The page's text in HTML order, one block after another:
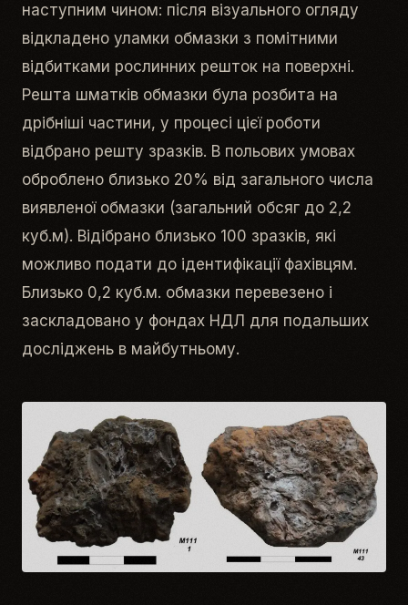
наступним чином: після візуального огляду
відкладено уламки обмазки з помітними
відбитками рослинних решток на поверхні.
Решта шматків обмазки була розбита на
дрібніші частини, у процесі цієї роботи
відбрано решту зразків. В польових умовах
оброблено близько 20% від загального числа
виявленої обмазки (загальний обсяг до 2,2
куб.м). Відібрано близько 100 зразків, які
можливо подати до ідентифікації фахівцям.
Близько 0,2 куб.м. обмазки перевезено і
заскладовано у фондах НДЛ для подальших
досліджень в майбутньому.